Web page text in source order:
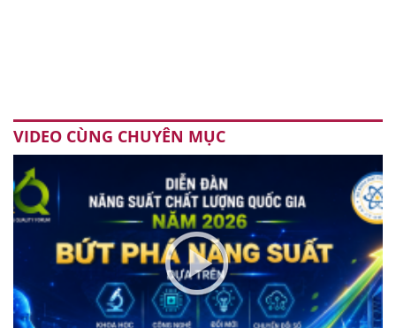
VIDEO CÙNG CHUYÊN MỤC